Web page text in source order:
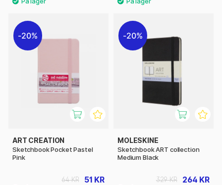
20%
ART CREATION
Sketchbook Pocket Pastel
Pink
51 KR
64 KR
20%
MOLESKINE
Sketchbook ART collection
Medium Black
264 KR
329 KR